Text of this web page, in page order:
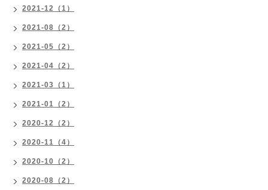
2021-12（1）
2021-08（2）
2021-05（2）
2021-04（2）
2021-03（1）
2021-01（2）
2020-12（2）
2020-11（4）
2020-10（2）
2020-08（2）